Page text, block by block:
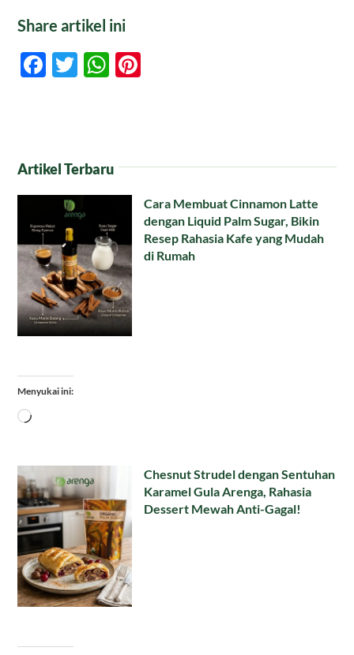
Share artikel ini
Facebook
TwitterWhatsApp
Artikel Terbaru
Cara Membuat Cinnamon Latte
dengan Liquid Palm Sugar, Bikin
Resep Rahasia Kafe yang Mudah
di Rumah
Menyukai ini:
Memuat...
Chesnut Strudel dengan Sentuhan
Karamel Gula Arenga, Rahasia
Dessert Mewah Anti-Gagal!